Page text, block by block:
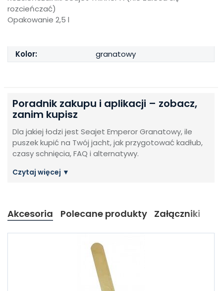
rozcieńczać)
Opakowanie 2,5 l
Kolor: granatowy
Poradnik zakupu i aplikacji – zobacz,
zanim kupisz
Dla jakiej łodzi jest Seajet Emperor Granatowy, ile
puszek kupić na Twój jacht, jak przygotować kadłub,
czasy schnięcia, FAQ i alternatywy.
Akcesoria Polecane produkty Załączniki